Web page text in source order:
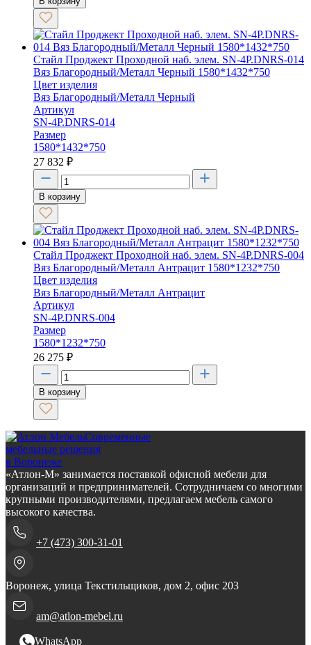
Стайл Проджект Проходной наб. элем. SN-4P.DNRS-014
Вяз Благородный/Металл Черный 1580*1432*750
Цвет изделия
Вяз Благородный/Металл Черный
Артикул
SN-4P.DNRS-014
Размер
1580*1432*750
27 832 ₽
В корзину
Стайл Проджект Проходной наб. элем. SN-4P.DNRS-004
Вяз Благородный/Металл Антрацит 1580*1232*750
Цвет изделия
Вяз Благородный/Металл Антрацит
Артикул
SN-4P.DNRS-004
Размер
1580*1232*750
26 275 ₽
В корзину
Современные
мебельные решения
в Воронеже
«Атлон-М» занимается поставкой офисной мебели для
организаций и предпринимателей. Сотрудничаем со многими
крупными производителями, предлагаем мебель самого
высокого качества.
+7 (473) 300-31-01
Воронеж, улица Текстильщиков, дом 2, офис 203
am@atlon-mebel.ru
WhatsApp